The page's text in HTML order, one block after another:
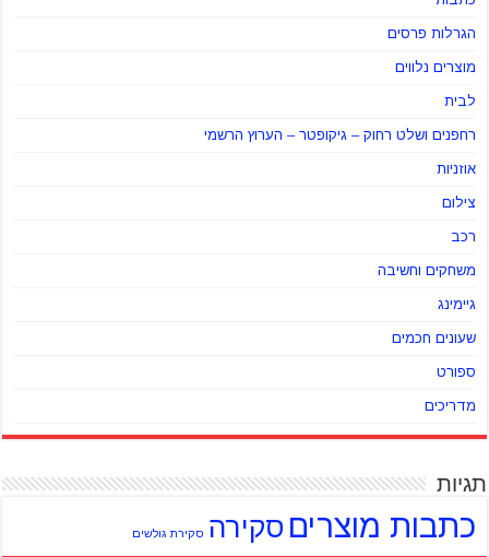
הגרלות פרסים
מוצרים נלווים
לבית
רחפנים ושלט רחוק – גיקופטר – הערוץ הרשמי
אוזניות
צילום
רכב
משחקים וחשיבה
גיימינג
שעונים חכמים
ספורט
מדריכים
תגיות
כתבות מוצרים סקירה סקירת גולשים